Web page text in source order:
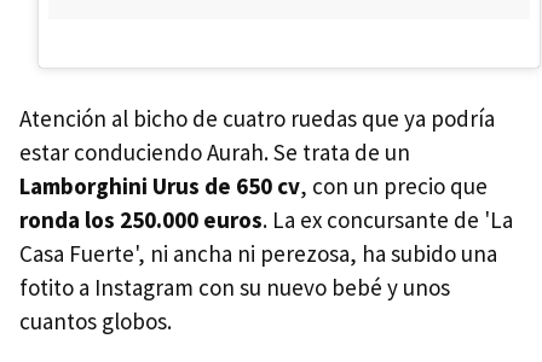
Atención al bicho de cuatro ruedas que ya podría
estar conduciendo Aurah. Se trata de un
Lamborghini Urus de 650 cv, con un precio que
ronda los 250.000 euros. La ex concursante de 'La
Casa Fuerte', ni ancha ni perezosa, ha subido una
fotito a Instagram con su nuevo bebé y unos
cuantos globos.